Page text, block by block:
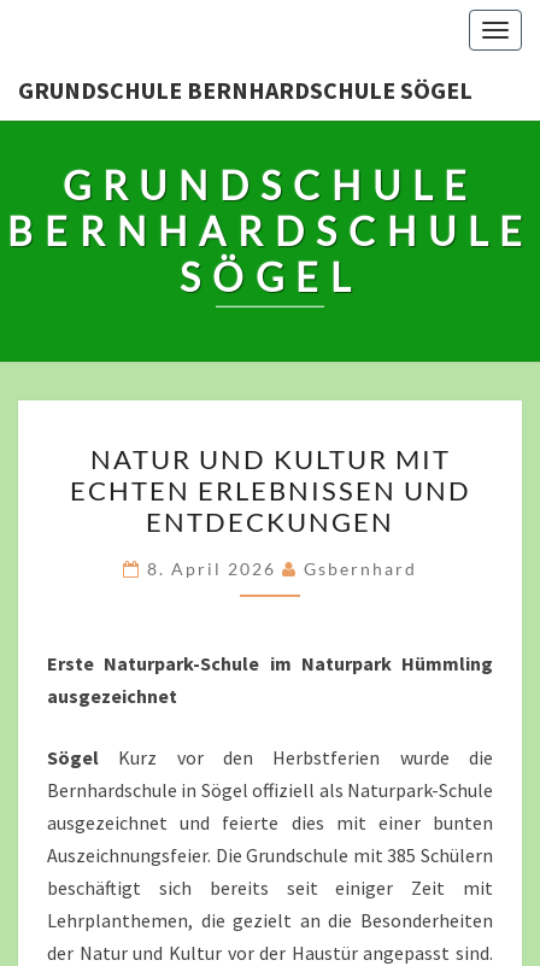
content
GRUNDSCHULE BERNHARDSCHULE SÖGEL
GRUNDSCHULE
BERNHARDSCHULE
SÖGEL
UND
KULTUR
MIT
ECHTEN
ERLEBNISSEN
ENTDECKUNGEN
NATUR UND KULTUR MIT
ECHTEN ERLEBNISSEN UND
ENTDECKUNGEN
8. April 2026 Gsbernhard
Erste Naturpark-Schule im Naturpark Hümmling
ausgezeichnet
Sögel Kurz vor den Herbstferien wurde die
Bernhardschule in Sögel offiziell als Naturpark-Schule
ausgezeichnet und feierte dies mit einer bunten
Auszeichnungsfeier. Die Grundschule mit 385 Schülern
beschäftigt sich bereits seit einiger Zeit mit
Lehrplanthemen, die gezielt an die Besonderheiten
der Natur und Kultur vor der Haustür angepasst sind.